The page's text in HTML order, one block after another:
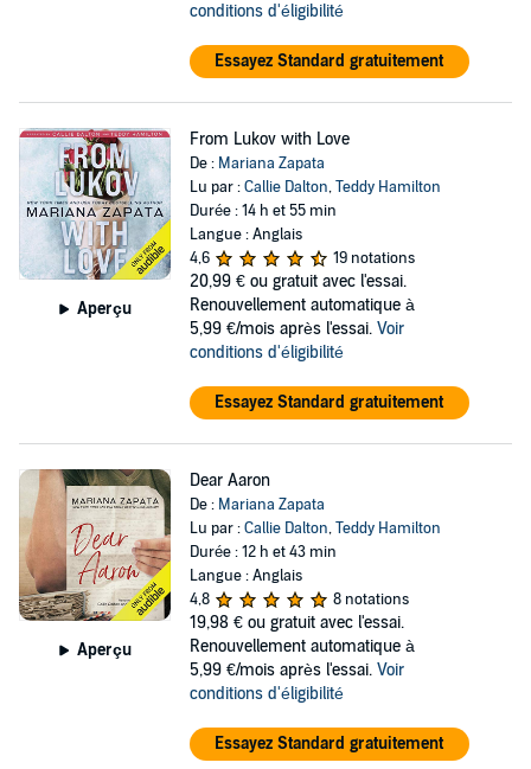
conditions d'éligibilité
Essayez Standard gratuitement
Aperçu
From Lukov with Love
De : Mariana Zapata
Lu par :Callie Dalton,Teddy Hamilton
Durée : 14 h et 55 min
Langue : Anglais
4,6
19 notations
20,99 € ou gratuit avec l'essai.
Renouvellement automatique à
5,99 €/mois après l'essai. Voir
conditions d'éligibilité
Essayez Standard gratuitement
Aperçu
Dear Aaron
De : Mariana Zapata
Lu par :Callie Dalton,Teddy Hamilton
Durée : 12 h et 43 min
Langue : Anglais
4,8
8 notations
19,98 € ou gratuit avec l'essai.
Renouvellement automatique à
5,99 €/mois après l'essai. Voir
conditions d'éligibilité
Essayez Standard gratuitement